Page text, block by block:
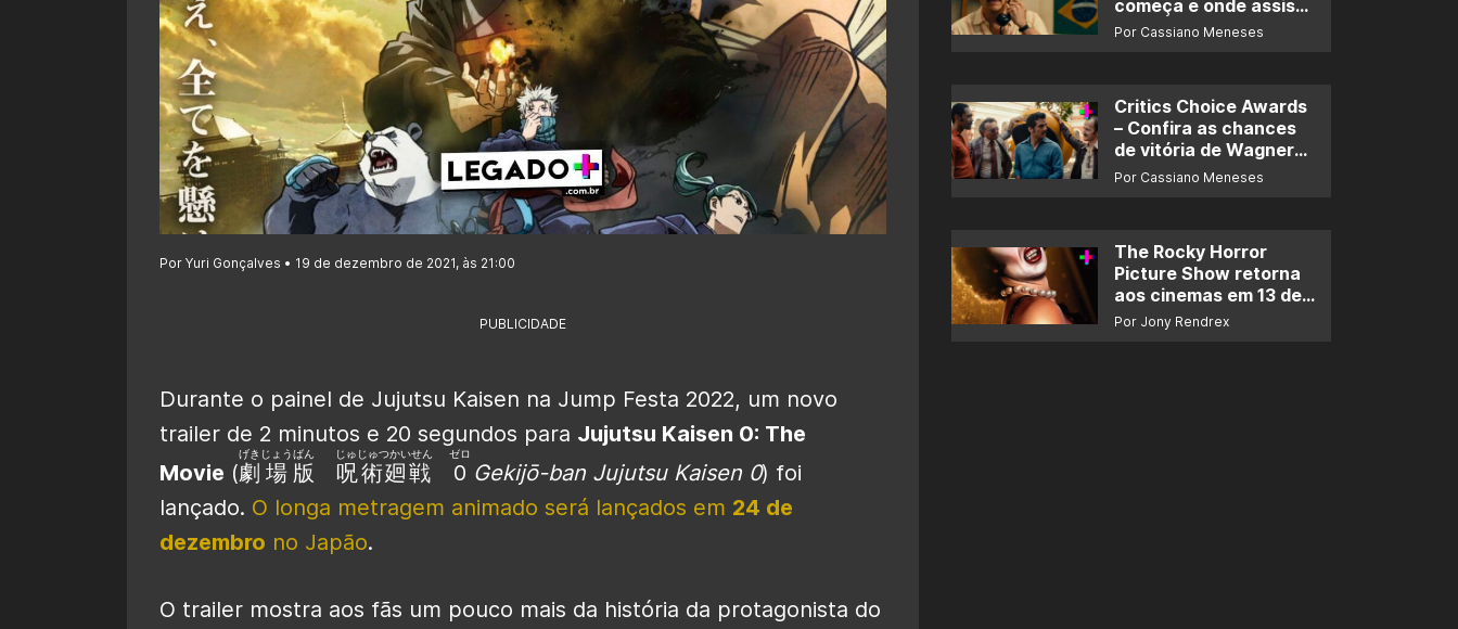
Por Yuri Gonçalves • 19 de dezembro de 2021, às 21:00
PUBLICIDADE
Durante o painel de Jujutsu Kaisen na Jump Festa 2022, um novo
trailer de 2 minutos e 20 segundos para Jujutsu Kaisen 0: The
Movie (劇
げき
場
じょう
版
ばん
呪術廻戦
じゅじゅつかいせん
0
ゼロ
Gekijō-ban Jujutsu Kaisen 0) foi
lançado. O longa metragem animado será lançados em 24 de
dezembro no Japão.
O trailer mostra aos fãs um pouco mais da história da protagonista do
começa e onde assistir
ao prêmio
Por Cassiano Meneses
Critics Choice Awards
– Confira as chances
de vitória de Wagner
Moura e de ‘O Agente
Por Cassiano Meneses
The Rocky Horror
Picture Show retorna
aos cinemas em 13 de
novembro
Por Jony Rendrex